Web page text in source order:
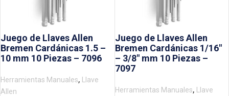
Juego de Llaves Allen
Bremen Cardánicas 1.5 –
10 mm 10 Piezas – 7096
Herramientas Manuales, Llave
Allen
Juego de Llaves Allen
Bremen Cardánicas 1/16″
– 3/8″ mm 10 Piezas –
7097
Herramientas Manuales, Llave